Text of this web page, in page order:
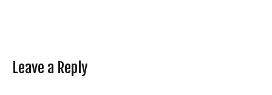
Leave a Reply